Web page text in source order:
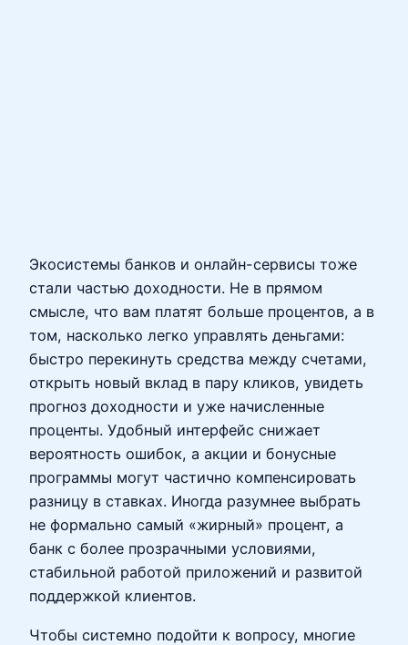
Экосистемы банков и онлайн-сервисы тоже
стали частью доходности. Не в прямом
смысле, что вам платят больше процентов, а в
том, насколько легко управлять деньгами:
быстро перекинуть средства между счетами,
открыть новый вклад в пару кликов, увидеть
прогноз доходности и уже начисленные
проценты. Удобный интерфейс снижает
вероятность ошибок, а акции и бонусные
программы могут частично компенсировать
разницу в ставках. Иногда разумнее выбрать
не формально самый «жирный» процент, а
банк с более прозрачными условиями,
стабильной работой приложений и развитой
поддержкой клиентов.
Чтобы системно подойти к вопросу, многие